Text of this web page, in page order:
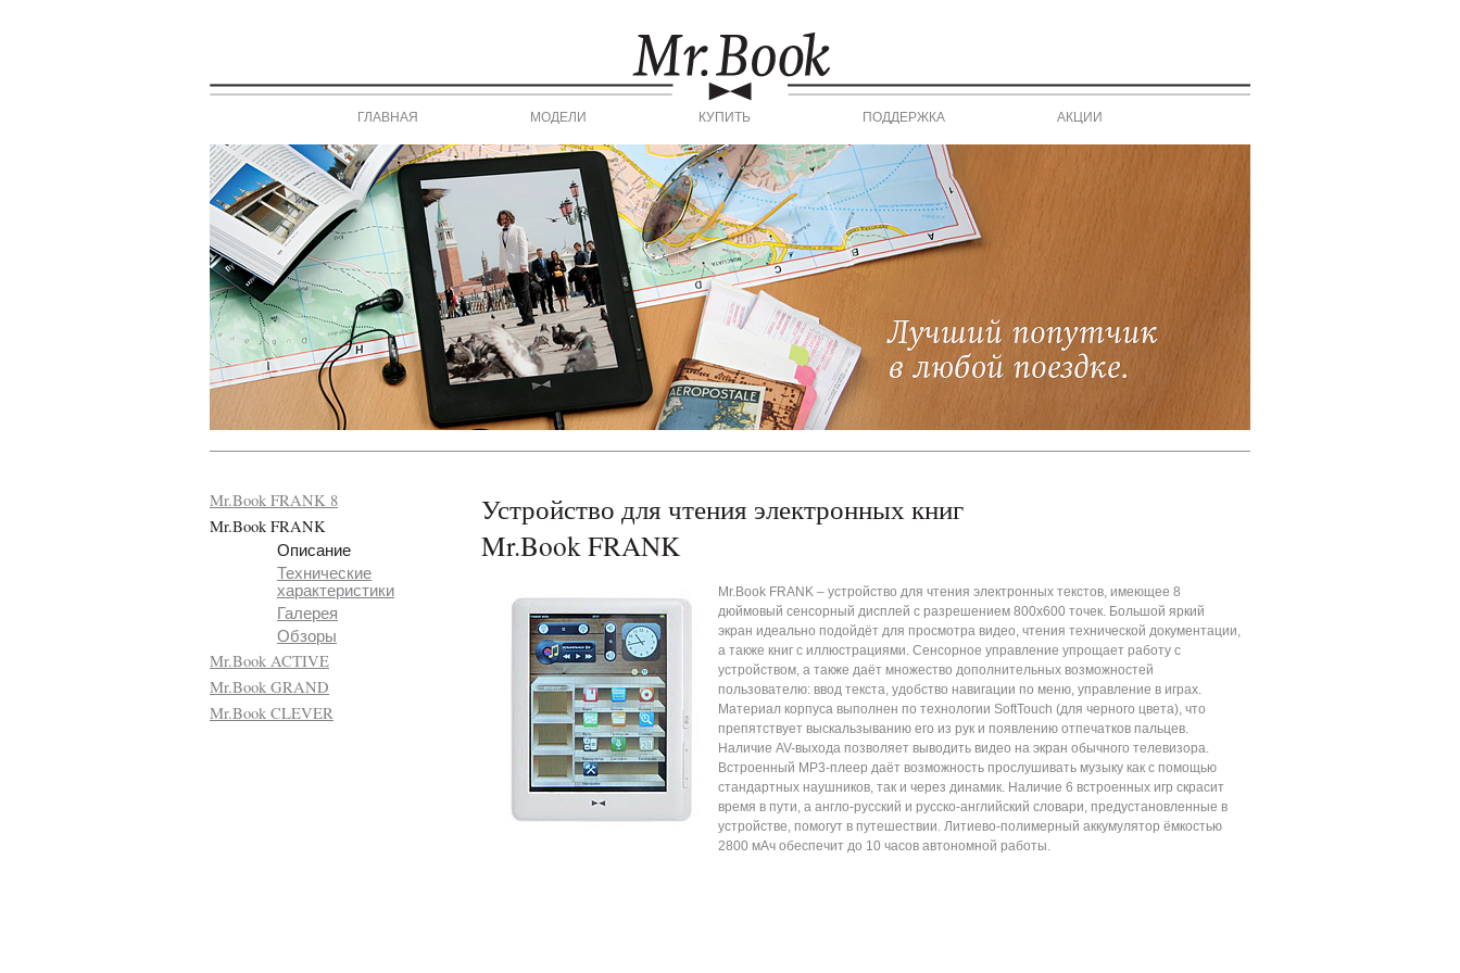
ГЛАВНАЯ МОДЕЛИ КУПИТЬ ПОДДЕРЖКА АКЦИИ
Mr.Book FRANK 8
Mr.Book FRANK
Описание
Технические
характеристики
Галерея
Обзоры
Mr.Book ACTIVE
Mr.Book GRAND
Mr.Book CLEVER
Устройство для чтения электронных книг
Mr.Book FRANK
Mr.Book FRANK – устройство для чтения электронных текстов, имеющее 8
дюймовый сенсорный дисплей с разрешением 800x600 точек. Большой яркий
экран идеально подойдёт для просмотра видео, чтения технической документации,
а также книг с иллюстрациями. Сенсорное управление упрощает работу с
устройством, а также даёт множество дополнительных возможностей
пользователю: ввод текста, удобство навигации по меню, управление в играх.
Материал корпуса выполнен по технологии SoftTouch (для черного цвета), что
препятствует выскальзыванию его из рук и появлению отпечатков пальцев.
Наличие AV-выхода позволяет выводить видео на экран обычного телевизора.
Встроенный MP3-плеер даёт возможность прослушивать музыку как с помощью
стандартных наушников, так и через динамик. Наличие 6 встроенных игр скрасит
время в пути, а англо-русский и русско-английский словари, предустановленные в
устройстве, помогут в путешествии. Литиево-полимерный аккумулятор ёмкостью
2800 мАч обеспечит до 10 часов автономной работы.